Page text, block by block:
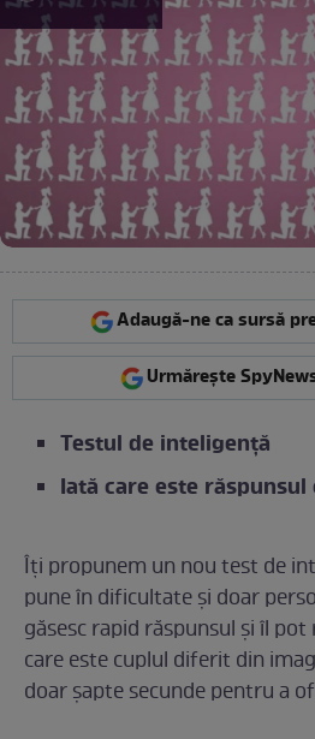
Adaugă-ne ca sursă
Urmărește
Testul de inteligență
Iată care este
Îți propunem un nou test de
pune în dificultate și doar
găsesc rapid răspunsul și îl
care este cuplul diferit din
doar șapte secunde pentru a